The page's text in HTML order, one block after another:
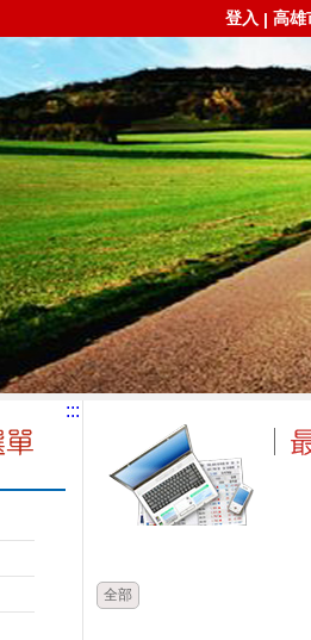
登入 | 高雄
:::
全部